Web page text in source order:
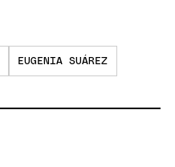
EUGENIA SUÁREZ